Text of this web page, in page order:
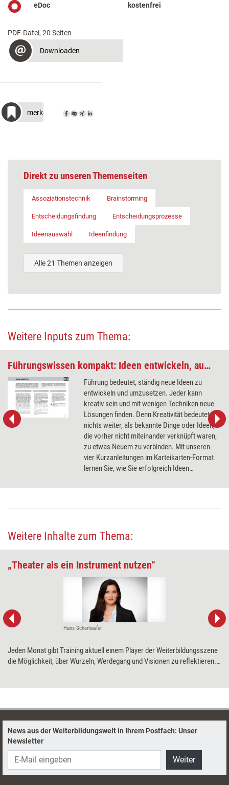
eDoc kostenfrei
PDF-Datei, 20 Seiten
Downloaden
merken
Direkt zu unseren Themenseiten
Assoziationstechnik Brainstorming
Entscheidungsfindung Entscheidungsprozesse
Ideenauswahl Ideenfindung
Alle 21 Themen anzeigen
Weitere Inputs zum Thema:
Führungswissen kompakt: Ideen entwickeln, auswählen, prüfen und verkaufen
Führung bedeutet, ständig neue Ideen zu
entwickeln und umzusetzen. Jeder kann
kreativ sein und mit wenigen Techniken neue
Lösungen finden. Denn Kreativität bedeutet
nichts weiter, als bekannte Dinge oder Ideen,
die vorher nicht miteinander verknüpft waren,
zu etwas Neuem zu verbinden. Mit unseren
vier Kurzanleitungen im Karteikarten-Format
lernen Sie, wie Sie erfolgreich Ideen
können.
Weitere Inhalte zum Thema:
„Theater als ein Instrument nutzen“
Hans Scherhaufer
Jeden Monat gibt Training aktuell einem Player der Weiterbildungsszene
die Möglichkeit, über Wurzeln, Werdegang und Visionen zu ­reflektieren.
News aus der Weiterbildungswelt in Ihrem Postfach: Unser
Newsletter
Weiter